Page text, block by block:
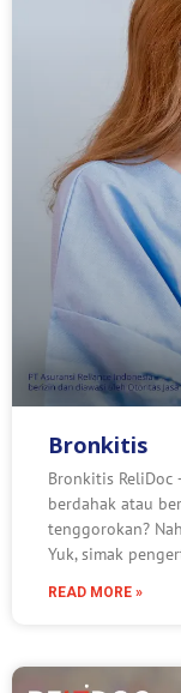
Bronkitis
Bronkitis ReliDoc
berdahak atau
tenggorokan?
Yuk, simak
READ MORE »